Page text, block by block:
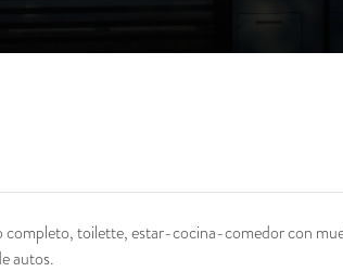
toilette, estar-cocina-comedor con
autos.